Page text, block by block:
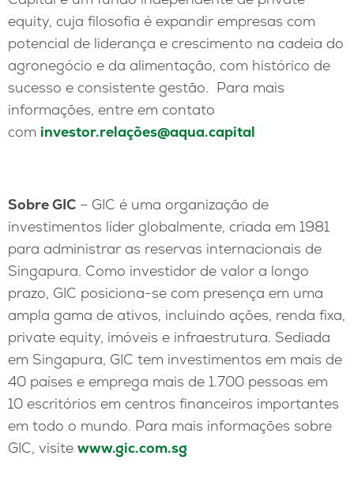
equity, cuja filosofia é expandir empresas com
potencial de liderança e crescimento na cadeia do
agronegócio e da alimentação, com histórico de
sucesso e consistente gestão. Para mais
informações, entre em contato
com investor.relações@aqua.capital
Sobre GIC – GIC é uma organização de
investimentos líder globalmente, criada em 1981
para administrar as reservas internacionais de
Singapura. Como investidor de valor a longo
prazo, GIC posiciona-se com presença em uma
ampla gama de ativos, incluindo ações, renda fixa,
private equity, imóveis e infraestrutura. Sediada
em Singapura, GIC tem investimentos em mais de
40 países e emprega mais de 1.700 pessoas em
10 escritórios em centros financeiros importantes
em todo o mundo. Para mais informações sobre
GIC, visite www.gic.com.sg